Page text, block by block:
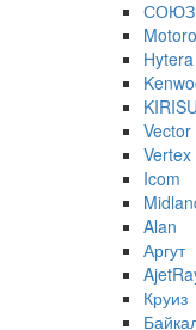
СОЮЗ
Hytera
Vector
Icom
Alan
Аргут
Круиз